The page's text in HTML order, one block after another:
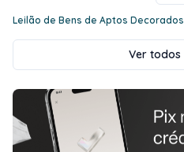
Leilão de Bens de Aptos
Ver todos